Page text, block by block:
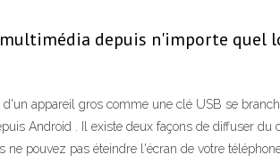
depuis n'importe quel
appareil gros comme une clé USB se
Android . Il existe deux façons de diffuser
ne pouvez pas éteindre l'écran de votre